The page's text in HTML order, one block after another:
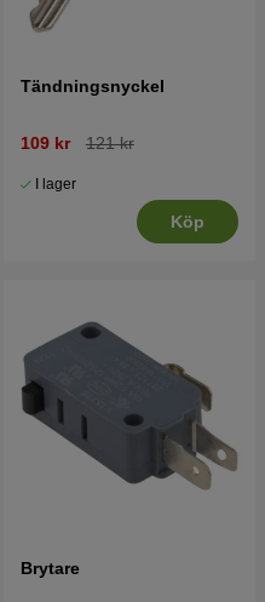
Tändningsnyckel
109 kr 121 kr
I lager
Köp
Brytare